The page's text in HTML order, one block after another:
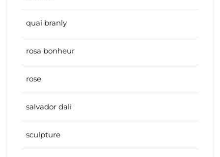
quai branly
rosa bonheur
rose
salvador dali
sculpture